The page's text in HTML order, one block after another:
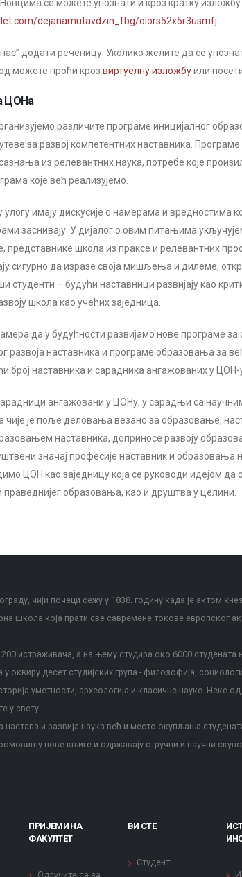
се можете упознати и кроз кратку изложбу
dejanamutavdzin_fbg/olors52x5r3usmfj
додати реченицу: Уколико желите да се
можете проћи кроз виртуелну изложбуили
ЦОНа
различите програме иницијалног
за развој компетентних наставника.
из релевантних наука, потребе које
које већ реализујемо.
улогу имају дискусије о намерама и
заснивају. У дијалог о овим питањима
представнике школа из праксе и релевантних
сигурно да изразе своја мишљења и дилеме,
студенти – будући наставници развијају као
школа као учећих заједница.
да у будућности развијамо нове програме
развоја наставника и програме образовања за
број наставника и сарадника ангажованих у ЦОН-
ангажовани у ЦОНу, у сарадњи са
чије је поље деловања везано за образовање,
наставника, доприносе развоју
значај професије наставник и образовања
ЦОН као заједницу која се руководи идејом
праведнијег образовања, као и друштва у целини.
чији почеци сежу у 1838. годину када је актом
школа која прати све савремене токове европског
истраживача, а на њему студира око 6000 студената
десет студијских група - филозофија,
уметности, археологија и класичне науке. Неке од
у свету.
и развија наука већ и место окупљања
нове књиге и одржавају стручни и научни
ПРИЈЕМИ НА
ФАКУЛТЕТ
Одлучите се за
ВИ СТЕ
Студент